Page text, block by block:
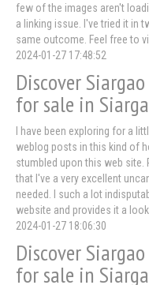
few of the images aren't
a linking issue. I've tried it in
same outcome. Feel free to
2024-01-27 17:48:52
Discover
for sale in
I have been exploring for a
weblog posts in this kind of
stumbled upon this web site.
that I've a very excellent
needed. I such a lot
website and provides it a
2024-01-27 18:06:30
Discover
for sale in